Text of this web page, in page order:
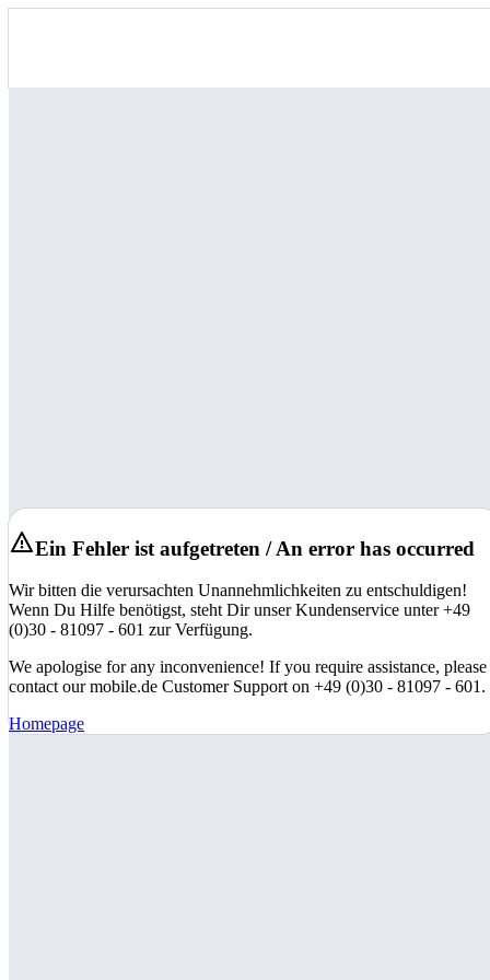
Ein Fehler ist aufgetreten / An error has occurred
Wir bitten die verursachten Unannehmlichkeiten zu entschuldigen!
Wenn Du Hilfe benötigst, steht Dir unser Kundenservice unter +49
(0)30 - 81097 - 601 zur Verfügung.
We apologise for any inconvenience! If you require assistance, please
contact our mobile.de Customer Support on +49 (0)30 - 81097 - 601.
Homepage